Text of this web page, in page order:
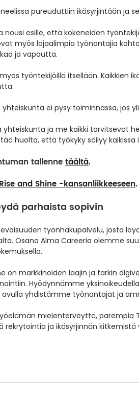
pureuduttiin ikäsyrjintään ja
nousi esille, että kokeneiden
myös lojaalimpia työnantajia
ja vapautta.
työntekijöillä itsellään. Kaikkien
ei pysy toiminnassa, jos
yhteiskunta ja me kaikki tarvitsevat
huolta, että työkyky säilyy
tallenne täältä.
and Shine -kansanliikkeeseen.
parhaista sopivin
työnhakupalvelu, josta
Osana Alma Careeria olemme
on markkinoiden laajin ja tarkin
Hyödynnämme
avulla yhdistämme työnantajat ja
mielenterveyttä, parempia
rekrytointia ja ikäsyrjinnän